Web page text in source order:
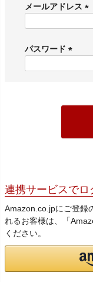
メールアドレス
)
パスワード
連携サービスで
Amazon.co.jpにご登録
れるお客様は、「
ください。